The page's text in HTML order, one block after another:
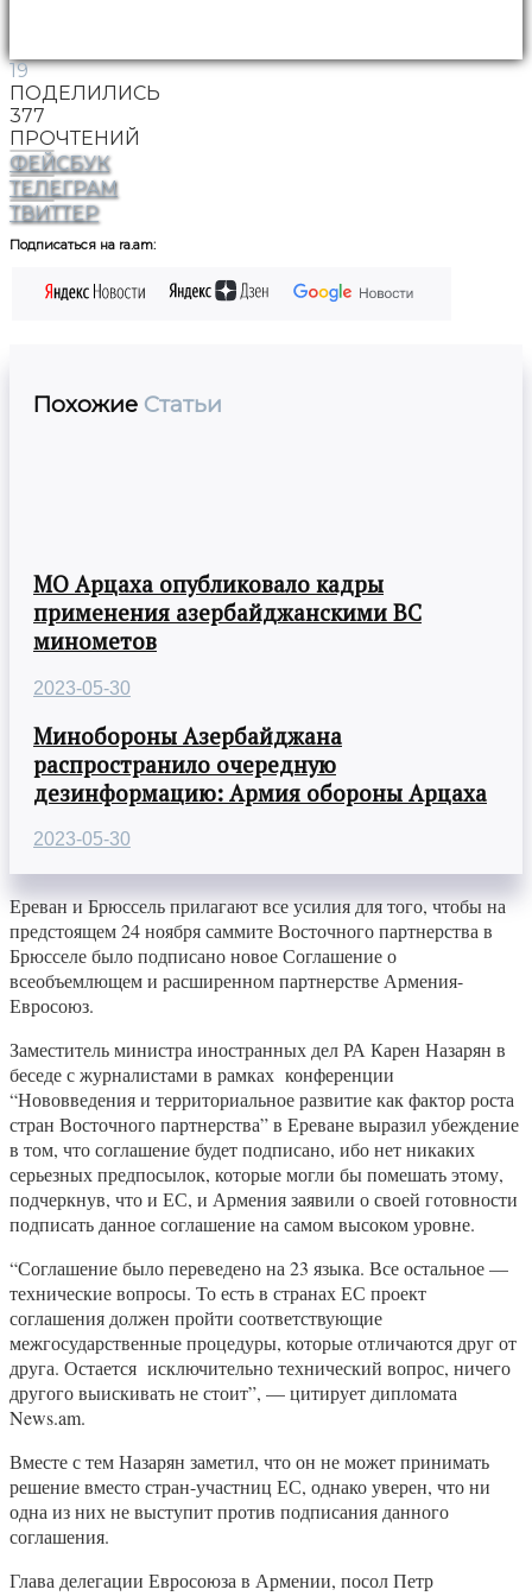
19
ПОДЕЛИЛИСЬ
377
ПРОЧТЕНИЙ
ФЕЙСБУК
ТЕЛЕГРАМ
ТВИТТЕР
Подписаться на ra.am:
Похожие Статьи
МО Арцаха опубликовало кадры
применения азербайджанскими ВС
минометов
2023-05-30
Минобороны Азербайджана
распространило очередную
дезинформацию: Армия обороны Арцаха
2023-05-30
Ереван и Брюссель прилагают все усилия для того, чтобы на
предстоящем 24 ноября саммите Восточного партнерства в
Брюсселе было подписано новое Соглашение о
всеобъемлющем и расширенном партнерстве Армения-
Евросоюз.
Заместитель министра иностранных дел РА Карен Назарян в
беседе с журналистами в рамках конференции
“Нововведения и территориальное развитие как фактор роста
стран Восточного партнерства” в Ереване выразил убеждение
в том, что соглашение будет подписано, ибо нет никаких
серьезных предпосылок, которые могли бы помешать этому,
подчеркнув, что и ЕС, и Армения заявили о своей готовности
подписать данное соглашение на самом высоком уровне.
“Соглашение было переведено на 23 языка. Все остальное —
технические вопросы. То есть в странах ЕС проект
соглашения должен пройти соответствующие
межгосударственные процедуры, которые отличаются друг от
друга. Остается исключительно технический вопрос, ничего
другого выискивать не стоит”, — цитирует дипломата
News.am.
Вместе с тем Назарян заметил, что он не может принимать
решение вместо стран-участниц ЕС, однако уверен, что ни
одна из них не выступит против подписания данного
соглашения.
Глава делегации Евросоюза в Армении, посол Петр